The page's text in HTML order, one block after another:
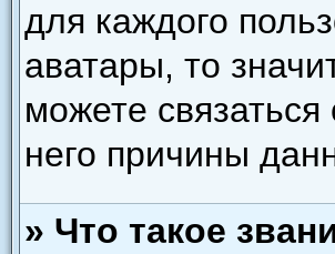
для каждого
аватары, то
можете
него причины
» Что такое